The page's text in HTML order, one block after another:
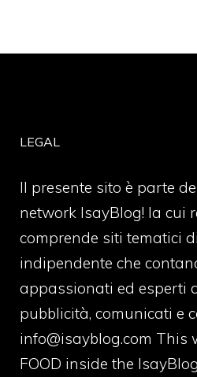
LEGAL
Il presente sito è parte
network IsayBlog! la cui
comprende siti tematici
indipendente che
appassionati ed esperti
pubblicità, comunicati e
info@isayblog.com This
FOOD inside the